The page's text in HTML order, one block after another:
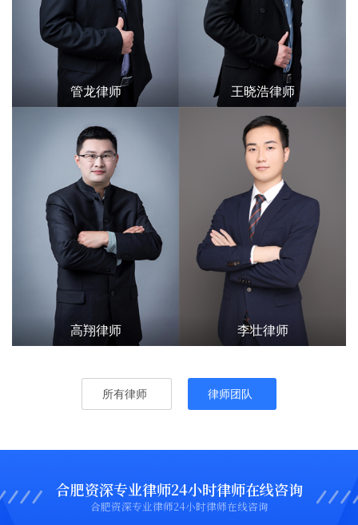
管龙律师 王晓浩律师
高翔律师 李壮律师
所有律师 律师团队
合肥资深专业律师24小时律师在线咨询
合肥资深专业律师24小时律师在线咨询